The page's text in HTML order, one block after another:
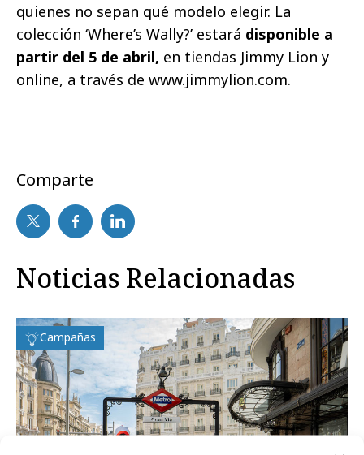
quienes no sepan qué modelo elegir. La
colección ‘Where’s Wally?’ estará disponible a
partir del 5 de abril, en tiendas Jimmy Lion y
online, a través de www.jimmylion.com.
Comparte
Noticias Relacionadas
Campañas